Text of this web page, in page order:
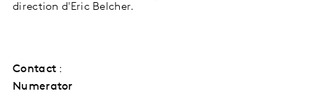
direction d'Eric Belcher.
Contact :
Numerator